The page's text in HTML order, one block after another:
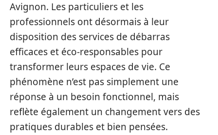
Avignon. Les particuliers et les
professionnels ont désormais à leur
disposition des services de débarras
efficaces et éco-responsables pour
transformer leurs espaces de vie. Ce
phénomène n’est pas simplement une
réponse à un besoin fonctionnel, mais
reflète également un changement vers des
pratiques durables et bien pensées.